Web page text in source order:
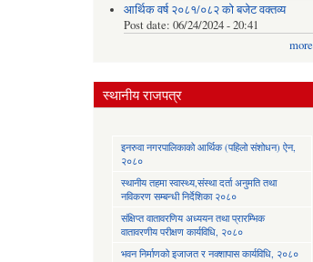
आर्थिक वर्ष २०८१/०८२ को बजेट वक्तव्य
Post date: 06/24/2024 - 20:41
more
स्थानीय राजपत्र
इनरुवा नगरपालिकाको आर्थिक (पहिलो संशोधन) ऐन,
२०८०
स्थानीय तहमा स्वास्थ्य,संस्था दर्ता अनुमति तथा
नविकरण सम्बन्धी निर्देशिका २०८०
संक्षिप्त वातावरणिय अध्ययन तथा प्रारम्भिक
वातावरणीय परीक्षण कार्यविधि, २०८०
भवन निर्माणको इजाजत र नक्शापास कार्यविधि, २०८०